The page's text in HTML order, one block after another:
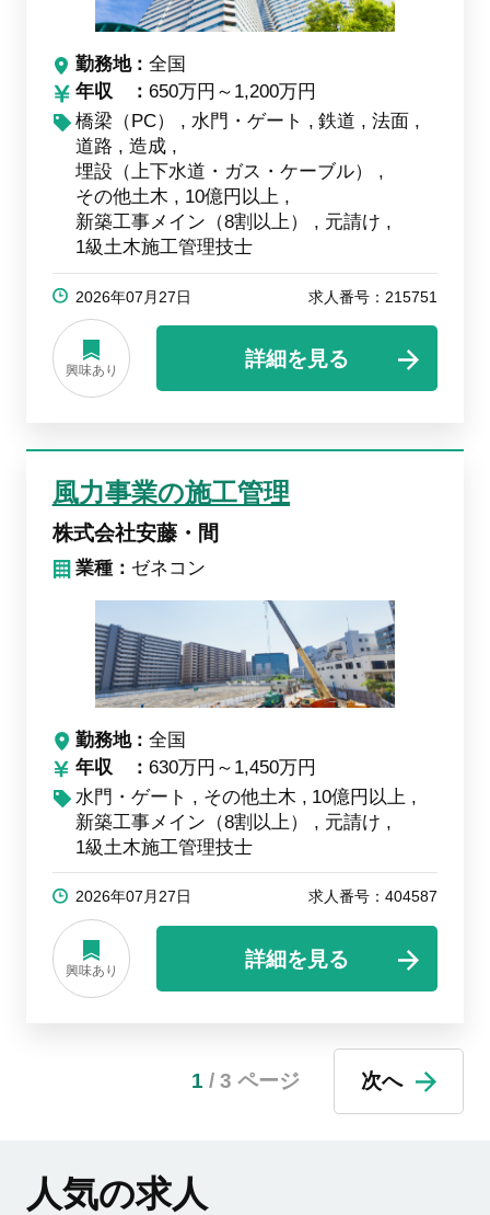
勤務地
全国
年収
650万円～1,200万円
橋梁（PC）
水門・ゲート 鉄道
法面
道路
造成
埋設（上下水道・ガス・ケーブル）
その他土木
10億円以上
新築工事メイン（8割以上）
元請け
1級土木施工管理技士
2026年07月27日 求人番号：215751
興味あり
詳細を見る
風力事業の施工管理
株式会社安藤・間
業種： ゼネコン
勤務地
全国
年収
630万円～1,450万円
水門・ゲート
その他土木
10億円以上
新築工事メイン（8割以上）
元請け
1級土木施工管理技士
2026年07月27日 求人番号：404587
興味あり
詳細を見る
1 / 3 ページ 次へ
人気の求人